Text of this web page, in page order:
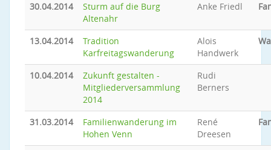
30.04.2014
Sturm auf die Burg
Altenahr
Anke Friedl
13.04.2014
Tradition
Karfreitagswanderung
Alois
Handwerk
10.04.2014
Zukunft gestalten -
Mitgliederversammlung
2014
Rudi
Berners
31.03.2014
Familienwanderung im
Hohen Venn
René
Dreesen